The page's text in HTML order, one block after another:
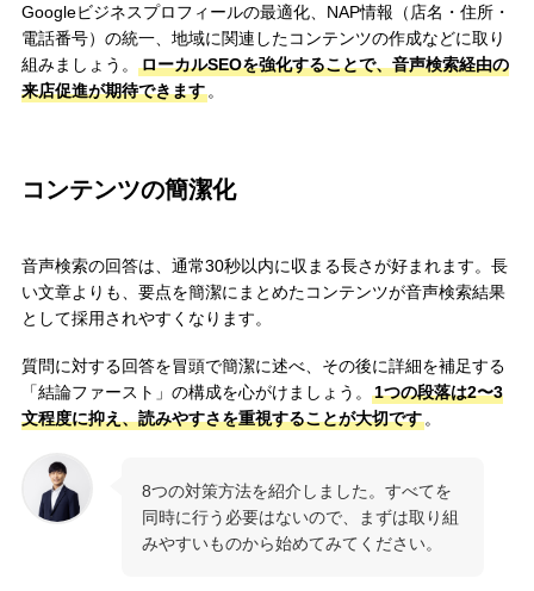
Googleビジネスプロフィールの最適化、NAP情報（店名・住所・
電話番号）の統一、地域に関連したコンテンツの作成などに取り
組みましょう。
ローカルSEOを強化することで、音声検索経由の
来店促進が期待できます。
コンテンツの簡潔化
音声検索の回答は、通常30秒以内に収まる長さが好まれます。長
い文章よりも、要点を簡潔にまとめたコンテンツが音声検索結果
として採用されやすくなります。
質問に対する回答を冒頭で簡潔に述べ、その後に詳細を補足する
「結論ファースト」の構成を心がけましょう。
1つの段落は2〜3
文程度に抑え、読みやすさを重視することが大切です。
8つの対策方法を紹介しました。すべてを
同時に行う必要はないので、まずは取り組
みやすいものから始めてみてください。